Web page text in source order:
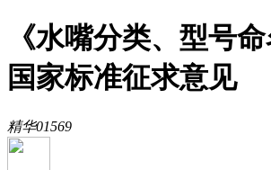
《水嘴分类、型号命
国家标准征求意见
精华01569